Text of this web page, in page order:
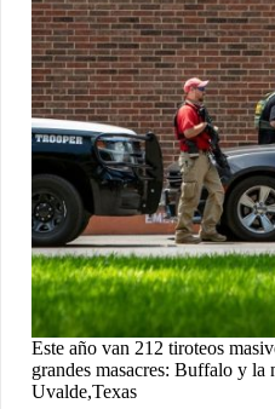
Este año van 212 tiroteos
grandes masacres: Buffalo y la
Uvalde,Texas